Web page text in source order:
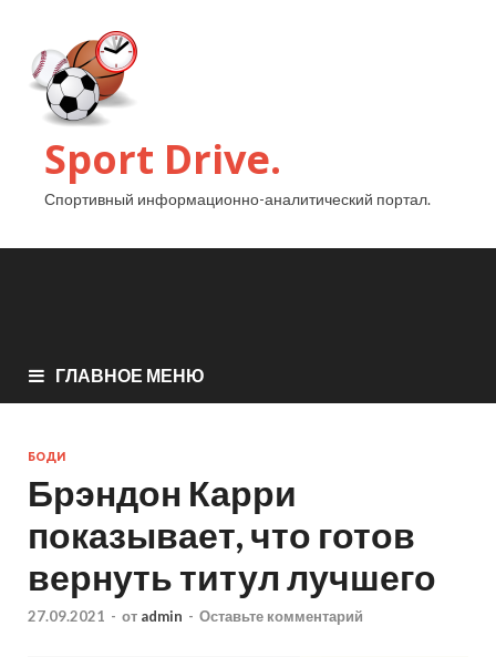
Sport Drive.
Спортивный информационно-аналитический портал.
ГЛАВНОЕ МЕНЮ
БОДИ
Брэндон Карри
показывает, что готов
вернуть титул лучшего
27.09.2021 - от admin - Оставьте комментарий